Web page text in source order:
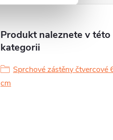
Produkt naleznete v této
kategorii
Sprchové zástěny čtvercové
cm